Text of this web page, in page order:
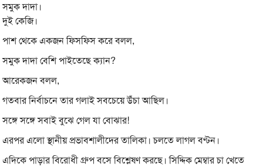
সমুক দাদা।
দুই কেজি।
পাশ থেকে একজন ফিসফিস করে বলল,
সমুক দাদা বেশি পাইতেছে ক্যান?
আরেকজন বলল,
গতবার নির্বাচনে তার গলাই সবচেয়ে উঁচা আছিল।
সঙ্গে সঙ্গে সবাই বুঝে গেল যা বোঝার!
এরপর এলো স্থানীয় প্রভাবশালীদের তালিকা। চলতে লাগল বণ্টন।
এদিকে পাড়ার বিরোধী গ্রুপ বসে বিশ্লেষণ করছে। সিদ্দিক মেম্বার চা খেতে